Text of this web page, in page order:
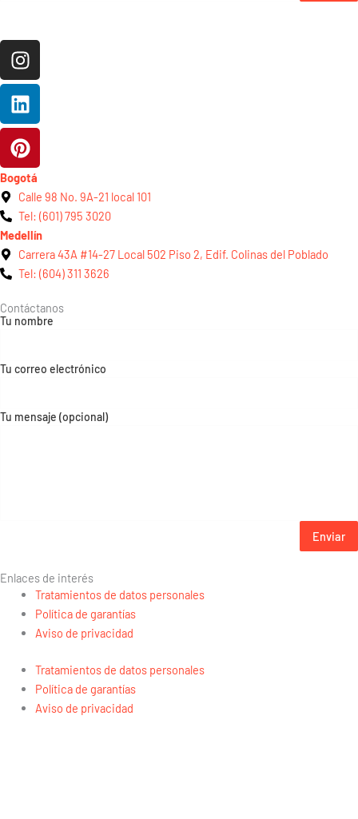
Instagram
Linkedin
Pinterest
Bogotá
Calle 98 No. 9A-21 local 101
Tel: (601) 795 3020
Medellín
Carrera 43A #14-27 Local 502 Piso 2, Edif. Colinas del Poblado
Tel: (604) 311 3626
Contáctanos
Tu nombre
Tu correo electrónico
Tu mensaje (opcional)
Enviar
Enlaces de interés
Tratamientos de datos personales
Política de garantías
Aviso de privacidad
Tratamientos de datos personales
Política de garantías
Aviso de privacidad